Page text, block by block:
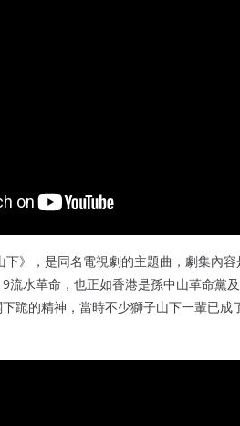
》，是同名電視劇的主題曲，劇集內
流水革命，也正如香港是孫中山革命黨
跪的精神，當時不少獅子山下一輩已